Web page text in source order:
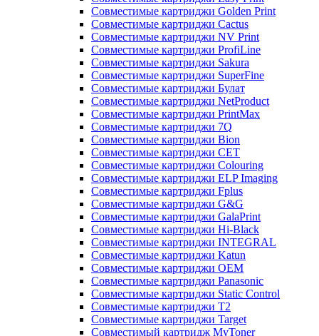
Совместимые картриджи Golden Print
Совместимые картриджи Cactus
Совместимые картриджи NV Print
Совместимые картриджи ProfiLine
Совместимые картриджи Sakura
Совместимые картриджи SuperFine
Совместимые картриджи Булат
Совместимые картриджи NetProduct
Совместимые картриджи PrintMax
Совместимые картриджи 7Q
Совместимые картриджи Bion
Совместимые картриджи CET
Совместимые картриджи Colouring
Совместимые картриджи ELP Imaging
Совместимые картриджи Fplus
Совместимые картриджи G&G
Совместимые картриджи GalaPrint
Совместимые картриджи Hi-Black
Совместимые картриджи INTEGRAL
Совместимые картриджи Katun
Совместимые картриджи OEM
Совместимые картриджи Panasonic
Совместимые картриджи Static Control
Совместимые картриджи T2
Совместимые картриджи Target
Совместимый картридж MyToner